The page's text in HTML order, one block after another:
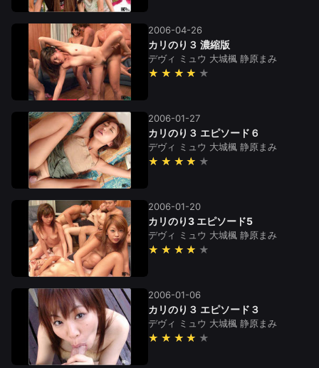
2006-04-26
カリのり３ 濃縮版
デヴィ ミュウ 大城楓 静原まみ
★★★★
2006-01-27
カリのり３ エピソード６
デヴィ ミュウ 大城楓 静原まみ
★★★★
2006-01-20
カリのり3 エピソード5
デヴィ ミュウ 大城楓 静原まみ
★★★★
2006-01-06
カリのり３ エピソード３
デヴィ ミュウ 大城楓 静原まみ
★★★★